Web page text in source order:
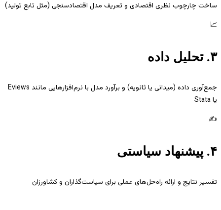
ساخت چارچوب نظری اقتصادی و تعریف مدل اقتصادسنجی (مثل تابع تولید)
📈
۳. تحلیل داده
جمع‌آوری داده (میدانی یا ثانویه) و برآورد مدل با نرم‌افزارهایی مانند Eviews
یا Stata
✍️
۴. پیشنهاد سیاستی
تفسیر نتایج و ارائه راه‌حل‌های عملی برای سیاست‌گذاران و کشاورزان